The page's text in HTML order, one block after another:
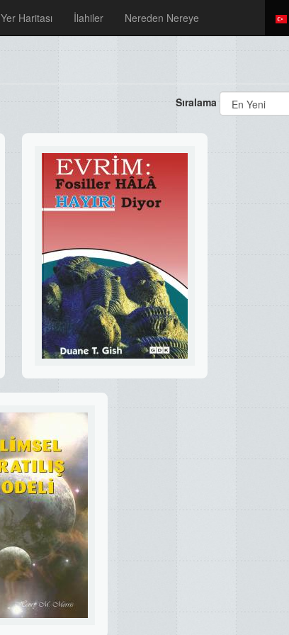
Yer Haritası İlahiler Nereden Nereye
Sıralama